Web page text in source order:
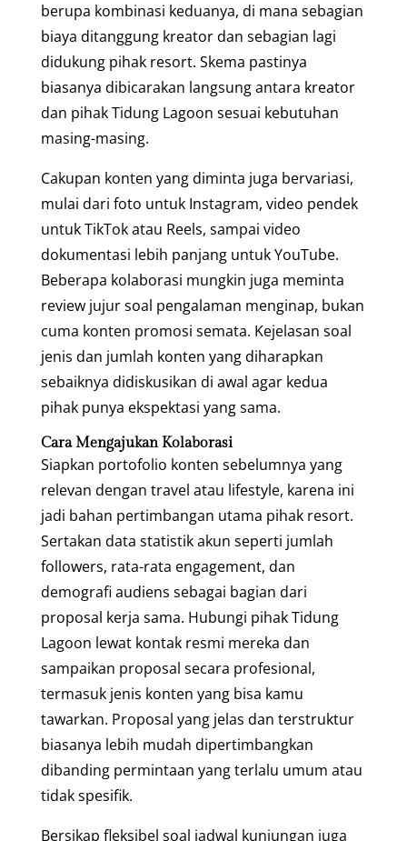
berupa kombinasi keduanya, di mana sebagian
biaya ditanggung kreator dan sebagian lagi
didukung pihak resort. Skema pastinya
biasanya dibicarakan langsung antara kreator
dan pihak Tidung Lagoon sesuai kebutuhan
masing-masing.
Cakupan konten yang diminta juga bervariasi,
mulai dari foto untuk Instagram, video pendek
untuk TikTok atau Reels, sampai video
dokumentasi lebih panjang untuk YouTube.
Beberapa kolaborasi mungkin juga meminta
review jujur soal pengalaman menginap, bukan
cuma konten promosi semata. Kejelasan soal
jenis dan jumlah konten yang diharapkan
sebaiknya didiskusikan di awal agar kedua
pihak punya ekspektasi yang sama.
Cara Mengajukan Kolaborasi
Siapkan portofolio konten sebelumnya yang
relevan dengan travel atau lifestyle, karena ini
jadi bahan pertimbangan utama pihak resort.
Sertakan data statistik akun seperti jumlah
followers, rata-rata engagement, dan
demografi audiens sebagai bagian dari
proposal kerja sama. Hubungi pihak Tidung
Lagoon lewat kontak resmi mereka dan
sampaikan proposal secara profesional,
termasuk jenis konten yang bisa kamu
tawarkan. Proposal yang jelas dan terstruktur
biasanya lebih mudah dipertimbangkan
dibanding permintaan yang terlalu umum atau
tidak spesifik.
Bersikap fleksibel soal jadwal kunjungan juga